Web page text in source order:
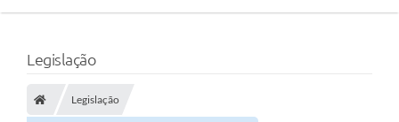
Legislação
Legislação